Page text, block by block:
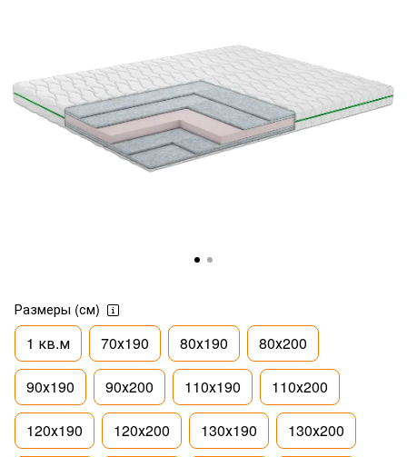
Размеры (см)
1 кв.м 70х190 80х190 80х200
90х190 90х200 110х190 110х200
120х190 120х200 130х190 130х200